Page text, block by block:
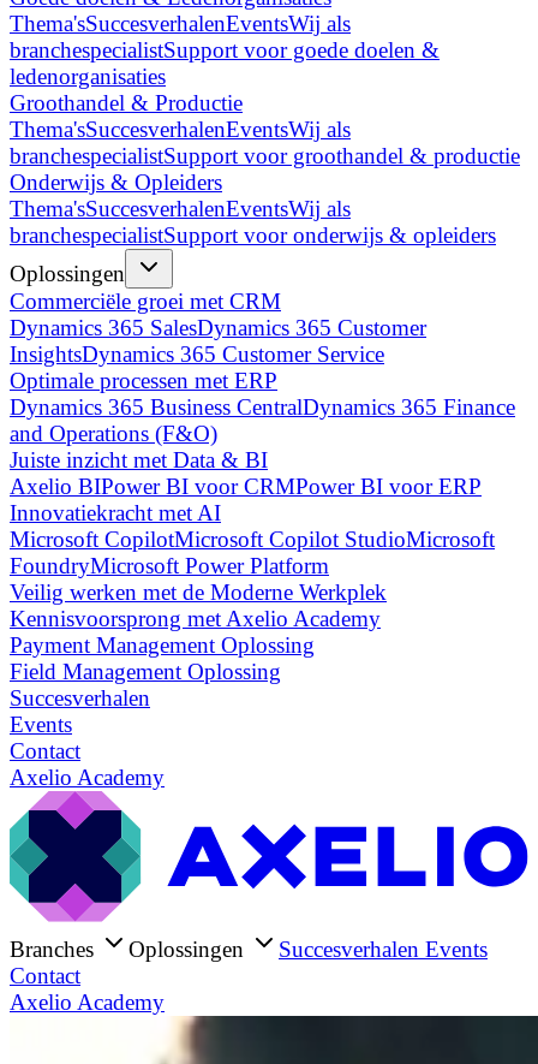
Thema'sSuccesverhalenEventsWij als
branchespecialistSupport voor goede doelen &
ledenorganisaties
Groothandel & Productie
Thema'sSuccesverhalenEventsWij als
branchespecialistSupport voor groothandel & productie
Onderwijs & Opleiders
Thema'sSuccesverhalenEventsWij als
branchespecialistSupport voor onderwijs & opleiders
Oplossingen
Commerciële groei met CRM
Dynamics 365 SalesDynamics 365 Customer
InsightsDynamics 365 Customer Service
Optimale processen met ERP
Dynamics 365 Business CentralDynamics 365 Finance
and Operations (F&O)
Juiste inzicht met Data & BI
Axelio BIPower BI voor CRMPower BI voor ERP
Innovatiekracht met AI
Microsoft CopilotMicrosoft Copilot StudioMicrosoft
FoundryMicrosoft Power Platform
Veilig werken met de Moderne Werkplek
Kennisvoorsprong met Axelio Academy
Payment Management Oplossing
Field Management Oplossing
Succesverhalen
Events
Contact
Axelio Academy
Branches Oplossingen Succesverhalen Events
Contact
Axelio Academy